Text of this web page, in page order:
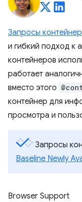
Запросы
и гибкий подход к
контейнеров
работает
вместо этого
контейнер для
просмотра и
Запросы
Baseline Newly
Browser Support